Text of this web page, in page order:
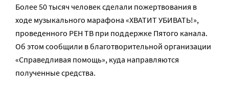
Более 50 тысяч человек сделали пожертвования в
ходе музыкального марафона «ХВАТИТ УБИВАТЬ!»,
проведенного РЕН ТВ при поддержке Пятого канала.
Об этом сообщили в благотворительной организации
«Справедливая помощь», куда направляются
полученные средства.